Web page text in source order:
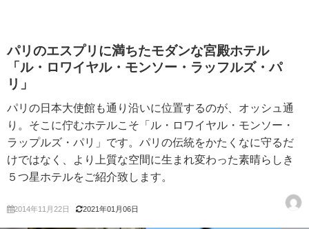
パリのエスプリに満ちたモダンな宮殿ホテル
「ル・ロワイヤル・モンソー・ラッフルズ・パ
リ」
パリの日本大使館も通り沿いに位置するのが、オッシュ通
り。そこに佇むホテルこそ「ル・ロワイヤル・モンソー・
ラップルズ・パリ」です。パリの伝統をかたくなに守るだ
けではなく、より上質な空間に生まれ変わった素晴らしき
５つ星ホテルをご紹介致します。
2014年11月22日 2021年01月06日